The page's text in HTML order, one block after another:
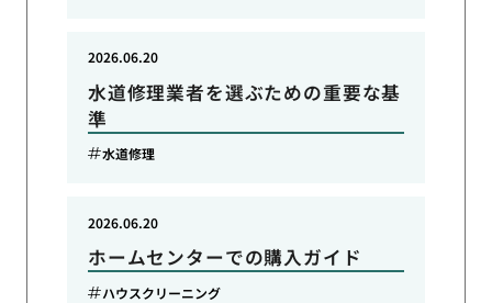
水道修理業者を選ぶための重要な基
準
2026.06.20
水道修理
ホームセンターでの購入ガイド
2026.06.20
ハウスクリーニング